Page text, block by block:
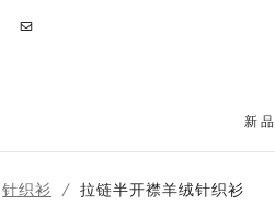
新品
针织衫 拉链半开襟羊绒针织衫